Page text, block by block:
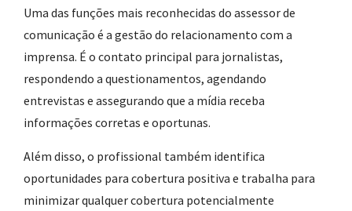
Uma das funções mais reconhecidas do assessor de
comunicação é a gestão do relacionamento com a
imprensa. É o contato principal para jornalistas,
respondendo a questionamentos, agendando
entrevistas e assegurando que a mídia receba
informações corretas e oportunas.
Além disso, o profissional também identifica
oportunidades para cobertura positiva e trabalha para
minimizar qualquer cobertura potencialmente